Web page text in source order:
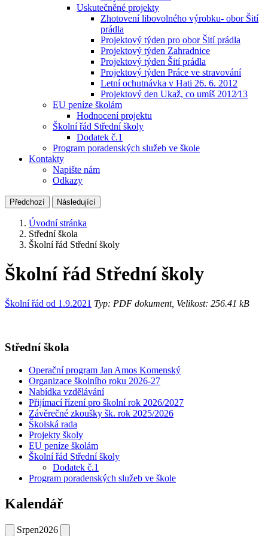
Uskutečněné projekty
Zhotovení libovolného výrobku- obor Šití
prádla
Projektový týden pro obor Šití prádla
Projektový týden Zahradnice
Projektový týden Šití prádla
Projektový týden Práce ve stravování
Letní ochutnávka v Hati 26. 6. 2012
Projektový den Ukaž, co umíš 2012⁄13
EU peníze školám
Hodnocení projektu
Školní řád Střední školy
Dodatek č.1
Program poradenských služeb ve škole
Kontakty
Napište nám
Odkazy
Předchozí Následující
Úvodní stránka
Střední škola
Školní řád Střední školy
Školní řád Střední školy
Školní řád od 1.9.2021 Typ: PDF dokument, Velikost: 256.41 kB
Střední škola
Operační program Jan Amos Komenský
Organizace školního roku 2026-27
Nabídka vzdělávání
Přijímací řízení pro školní rok 2026/2027
Závěrečné zkoušky šk. rok 2025/2026
Školská rada
Projekty školy
EU peníze školám
Školní řád Střední školy
Dodatek č.1
Program poradenských služeb ve škole
Kalendář
Srpen2026